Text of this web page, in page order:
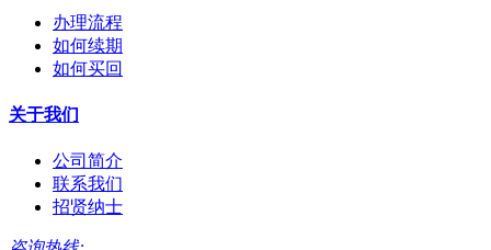
办理流程
如何续期
如何买回
关于我们
公司简介
联系我们
招贤纳士